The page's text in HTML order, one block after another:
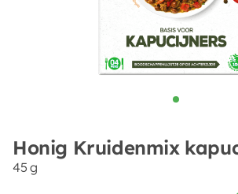
Honig Kruidenmix
45 g